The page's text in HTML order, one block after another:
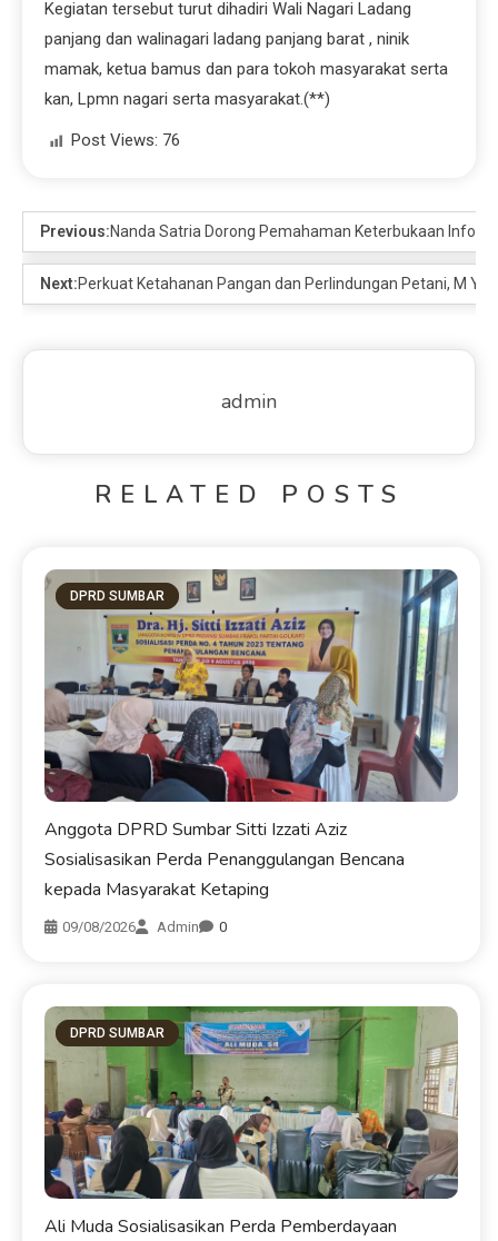
Kegiatan tersebut turut dihadiri Wali Nagari Ladang
panjang dan walinagari ladang panjang barat , ninik
mamak, ketua bamus dan para tokoh masyarakat serta
kan, Lpmn nagari serta masyarakat.(**)
Post Views: 76
Previous:Nanda Satria Dorong Pemahaman Keterbukaan
Next:Perkuat Ketahanan Pangan dan Perlindungan Petani, M
admin
RELATED POSTS
DPRD SUMBAR
Anggota DPRD Sumbar Sitti Izzati Aziz
Sosialisasikan Perda Penanggulangan Bencana
kepada Masyarakat Ketaping
09/08/2026 Admin 0
DPRD SUMBAR
Ali Muda Sosialisasikan Perda Pemberdayaan